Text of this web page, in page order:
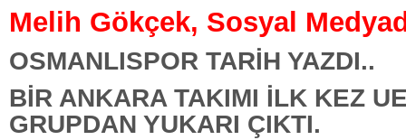
Melih Gökçek, Sosyal
OSMANLISPOR TARİH YAZDI..
BİR ANKARA TAKIMI İLK KEZ
GRUPDAN YUKARI ÇIKTI.